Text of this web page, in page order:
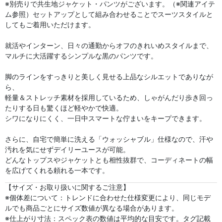
※別売りで共生地ジャケット・パンツがございます。（※関連アイテ
ム参照）セットアップとして組み合わせることでスーツスタイルと
してもご着用いただけます。
就活やインターン、日々の通勤からオフのきれいめスタイルまで、
マルチに大活躍するシンプルな黒のパンツです。
脚のラインをすっきりと美しく見せる上品なシルエットでありなが
ら、
軽量＆ストレッチ素材を採用しているため、しゃがんだり歩き回っ
たりする日も驚くほど軽やかで快適。
シワになりにくく、一日中スマートな佇まいをキープできます。
さらに、自宅で簡単に洗える「ウォッシャブル」仕様なので、汗や
汚れを気にせずデイリーユースが可能。
どんなトップスやジャケットとも相性抜群で、コーディネートの幅
を広げてくれる頼れる一本です。
【サイズ・お取り扱いに関するご注意】
※個体差について：トレンドに合わせた仕様変更により、同じモデ
ルでも商品ごとにサイズ数値が異なる場合があります。
※仕上がり寸法：スペック表の数値は平均的な目安です。タグ記載